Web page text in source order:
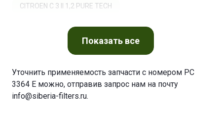
CITROEN C 3 II 1,2 PURE TECH
CITROEN C 3 II 1,2 VTI
CITROEN C 4 CACTUS 1,2 PURE TECH 75
Показатьвсе
Уточнить применяемость запчасти с номером PC
3364 E можно, отправив запрос нам на почту
info@siberia-filters.ru.